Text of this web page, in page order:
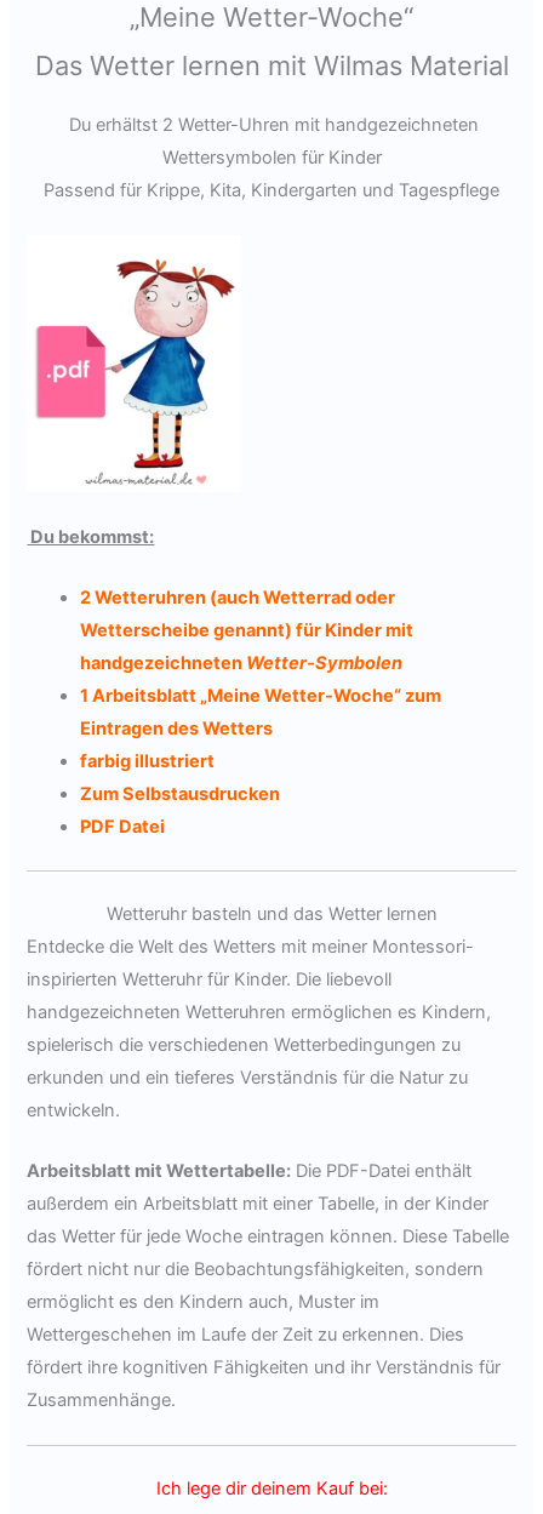
„Meine Wetter-Woche“
Das Wetter lernen mit Wilmas Material
Du erhältst 2 Wetter-Uhren mit handgezeichneten
Wettersymbolen für Kinder
Passend für Krippe, Kita, Kindergarten und Tagespflege
Du bekommst:
2 Wetteruhren (auch Wetterrad oder
Wetterscheibe genannt) für Kinder mit
handgezeichneten Wetter-Symbolen
1 Arbeitsblatt „Meine Wetter-Woche“ zum
Eintragen des Wetters
farbig illustriert
Zum Selbstausdrucken
PDF Datei
Wetteruhr basteln und das Wetter lernen
Entdecke die Welt des Wetters mit meiner Montessori-
inspirierten Wetteruhr für Kinder. Die liebevoll
handgezeichneten Wetteruhren ermöglichen es Kindern,
spielerisch die verschiedenen Wetterbedingungen zu
erkunden und ein tieferes Verständnis für die Natur zu
entwickeln.
Arbeitsblatt mit Wettertabelle: Die PDF-Datei enthält
außerdem ein Arbeitsblatt mit einer Tabelle, in der Kinder
das Wetter für jede Woche eintragen können. Diese Tabelle
fördert nicht nur die Beobachtungsfähigkeiten, sondern
ermöglicht es den Kindern auch, Muster im
Wettergeschehen im Laufe der Zeit zu erkennen. Dies
fördert ihre kognitiven Fähigkeiten und ihr Verständnis für
Zusammenhänge.
Ich lege dir deinem Kauf bei: